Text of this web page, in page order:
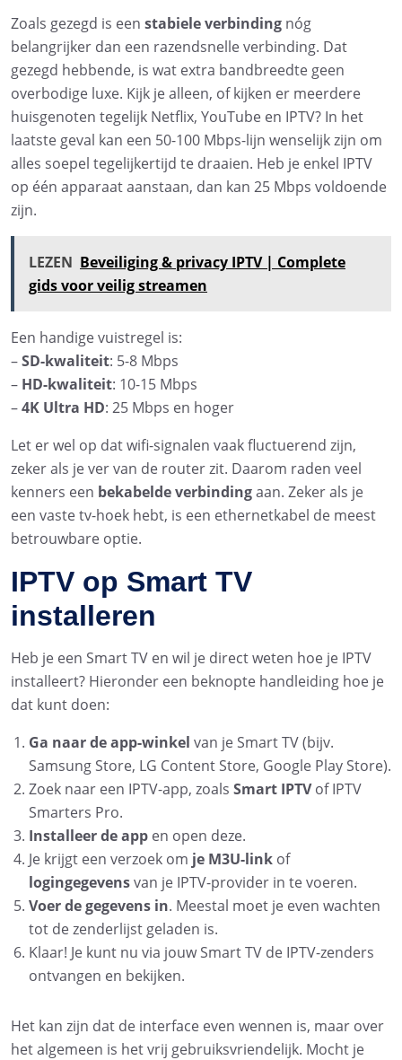
Zoals gezegd is een stabiele verbinding nóg
belangrijker dan een razendsnelle verbinding. Dat
gezegd hebbende, is wat extra bandbreedte geen
overbodige luxe. Kijk je alleen, of kijken er meerdere
huisgenoten tegelijk Netflix, YouTube en IPTV? In het
laatste geval kan een 50-100 Mbps-lijn wenselijk zijn om
alles soepel tegelijkertijd te draaien. Heb je enkel IPTV
op één apparaat aanstaan, dan kan 25 Mbps voldoende
zijn.
LEZEN Beveiliging & privacy IPTV | Complete
gids voor veilig streamen
Een handige vuistregel is:
–SD-kwaliteit: 5-8 Mbps
– HD-kwaliteit: 10-15 Mbps
–4K Ultra HD: 25 Mbps en hoger
Let er wel op dat wifi-signalen vaak fluctuerend zijn,
zeker als je ver van de router zit. Daarom raden veel
kenners een bekabelde verbindingaan. Zeker als je
een vaste tv-hoek hebt, is een ethernetkabel de meest
betrouwbare optie.
IPTV op Smart TV
installeren
Heb je een Smart TV en wil je direct weten hoe je IPTV
installeert? Hieronder een beknopte handleiding hoe je
dat kunt doen:
Ga naar de app-winkel van je Smart TV (bijv.
Samsung Store, LG Content Store, Google Play Store).
Zoek naar een IPTV-app, zoals Smart IPTVof IPTV
Smarters Pro.
Installeer de app en open deze.
Je krijgt een verzoek om je M3U-link of
logingegevensvan je IPTV-provider in te voeren.
Voer de gegevens in. Meestal moet je even wachten
tot de zenderlijst geladen is.
Klaar! Je kunt nu via jouw Smart TV de IPTV-zenders
ontvangen en bekijken.
Het kan zijn dat de interface even wennen is, maar over
het algemeen is het vrij gebruiksvriendelijk. Mocht je